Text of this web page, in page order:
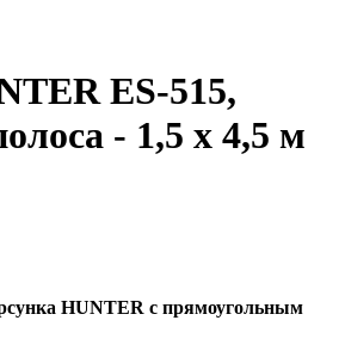
ES-515,
- 1,5 x 4,5 м
HUNTER с прямоугольным